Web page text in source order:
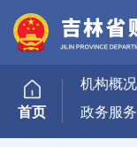
首页
机构概况
政务服务